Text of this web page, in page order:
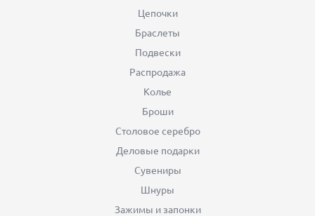
Цепочки
Браслеты
Подвески
Распродажа
Колье
Броши
Столовое серебро
Деловые подарки
Сувениры
Шнуры
Зажимы и запонки